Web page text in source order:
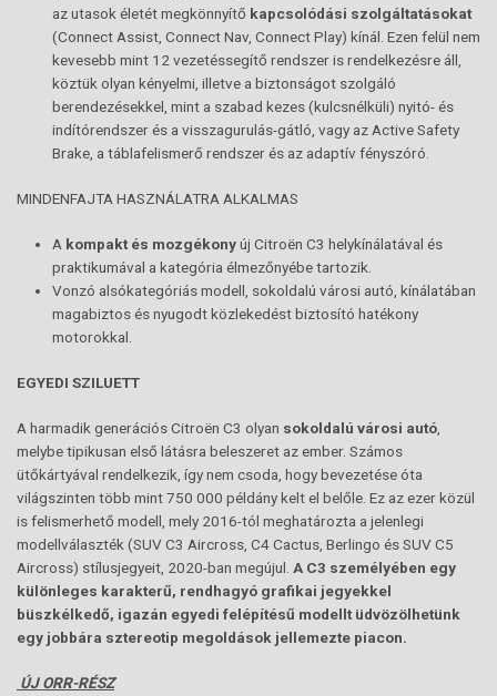
az utasok életét megkönnyítő kapcsolódási szolgáltatásokat
(Connect Assist, Connect Nav, Connect Play) kínál. Ezen felül nem
kevesebb mint 12 vezetéssegítő rendszer is rendelkezésre áll,
köztük olyan kényelmi, illetve a biztonságot szolgáló
berendezésekkel, mint a szabad kezes (kulcsnélküli) nyitó- és
indítórendszer és a visszagurulás-gátló, vagy az Active Safety
Brake, a táblafelismerő rendszer és az adaptív fényszóró.
MINDENFAJTA HASZNÁLATRA ALKALMAS
A kompakt és mozgékonyúj Citroën C3 helykínálatával és
praktikumával a kategória élmezőnyébe tartozik.
Vonzó alsókategóriás modell, sokoldalú városi autó, kínálatában
magabiztos és nyugodt közlekedést biztosító hatékony
motorokkal.
EGYEDI SZILUETT
A harmadik generációs Citroën C3 olyan sokoldalú városi autó
melybe tipikusan első látásra beleszeret az ember. Számos
ütőkártyával rendelkezik, így nem csoda, hogy bevezetése óta
világszinten több mint 750 000 példány kelt el belőle. Ez az ezer közül
is felismerhető modell, mely 2016-tól meghatározta a jelenlegi
modellválaszték (SUV C3 Aircross, C4 Cactus, Berlingo és SUV C5
Aircross) stílusjegyeit, 2020-ban megújul. A C3 személyében egy
különleges karakterű, rendhagyó grafikai jegyekkel
büszkélkedő, igazán egyedi felépítésű modellt üdvözölhetünk
egy jobbára sztereotip megoldások jellemezte piacon.
ÚJ ORR-RÉSZ